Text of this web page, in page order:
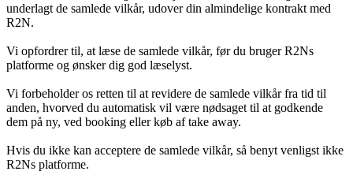
underlagt de samlede vilkår, udover din almindelige kontrakt med
R2N.
Vi opfordrer til, at læse de samlede vilkår, før du bruger R2Ns
platforme og ønsker dig god læselyst.
Vi forbeholder os retten til at revidere de samlede vilkår fra tid til
anden, hvorved du automatisk vil være nødsaget til at godkende
dem på ny, ved booking eller køb af take away.
Hvis du ikke kan acceptere de samlede vilkår, så benyt venligst ikke
R2Ns platforme.